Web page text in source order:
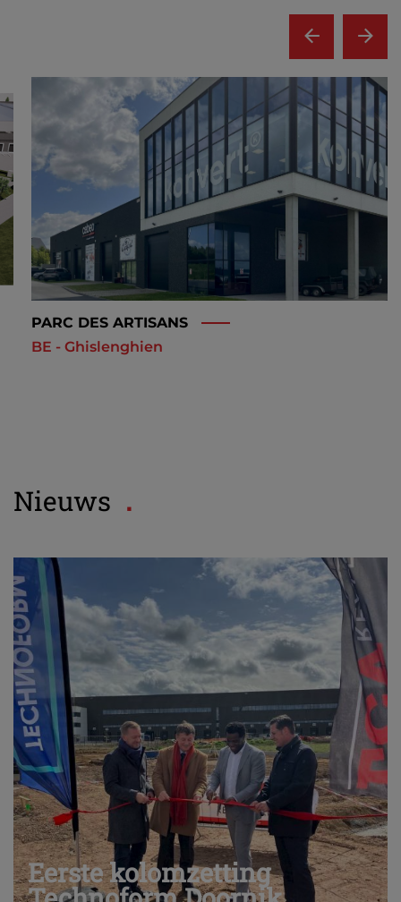
PARC DES ARTISANS
BE - Ghislenghien
Nieuws
Eerste kolomzetting